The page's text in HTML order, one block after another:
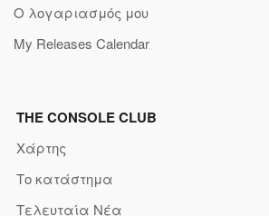
Ο λογαριασμός μου
My Releases Calendar
THE CONSOLE CLUB
Χάρτης
Το κατάστημα
Τελευταία Νέα